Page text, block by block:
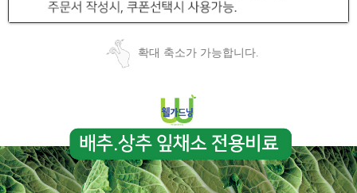
확대 축소가 가능합니다.